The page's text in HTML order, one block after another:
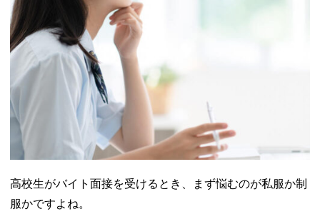
03. 【男子高校生
向け】バイト面
接時の服装
− トップス
− ボトムス
− バック
04. 高校生がバイ
ト面接を受ける
意点
− ダメージ
高校生がバイト面接を受けるとき、まず悩むのが私服か制
服かですよね。